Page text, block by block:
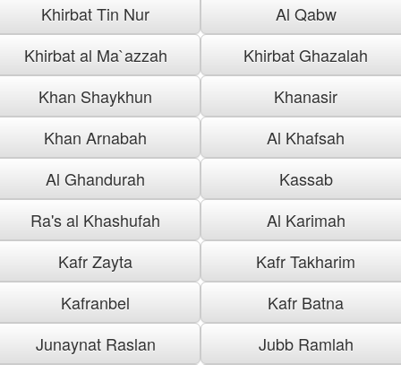
Khirbat Tin Nur
Al Qabw
Khirbat al Ma`azzah
Khirbat Ghazalah
Khan Shaykhun
Khanasir
Khan Arnabah
Al Khafsah
Al Ghandurah
Kassab
Ra's al Khashufah
Al Karimah
Kafr Zayta
Kafr Takharim
Kafranbel
Kafr Batna
Junaynat Raslan
Jubb Ramlah